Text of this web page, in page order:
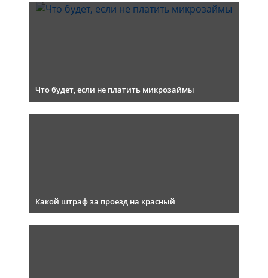
Что будет, если не платить микрозаймы
Какой штраф за проезд на красный